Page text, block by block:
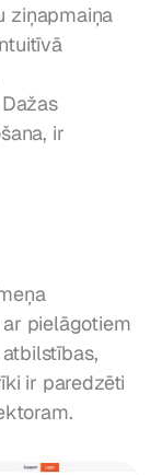
ziņapmaiņa
ir
pielāgotiem
ir paredzēti